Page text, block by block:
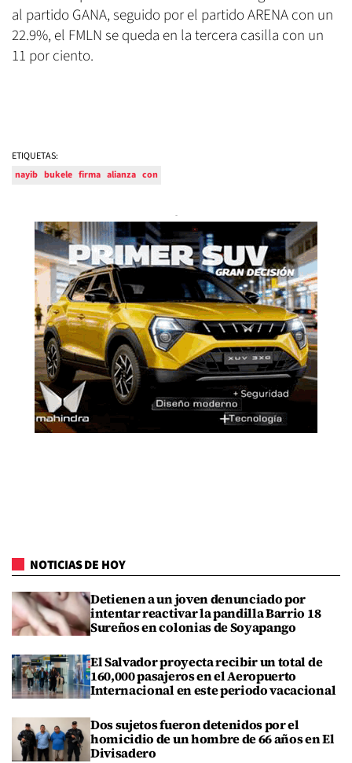
al partido GANA, seguido por el partido ARENA con un
22.9%, el FMLN se queda en la tercera casilla con un
11 por ciento.
ETIQUETAS:
nayib bukele firma alianza con
NOTICIAS DE HOY
Detienen a un joven denunciado por
intentar reactivar la pandilla Barrio 18
Sureños en colonias de Soyapango
El Salvador proyecta recibir un total de
160,000 pasajeros en el Aeropuerto
Internacional en este periodo vacacional
Dos sujetos fueron detenidos por el
homicidio de un hombre de 66 años en El
Divisadero